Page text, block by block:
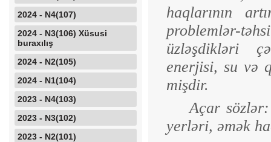
2024 - N4(107)
2024 - N3(106) Xüsusi
buraxılış
2024 - N2(105)
2024 - N1(104)
2023 - N4(103)
2023 - N3(102)
2023 - N2(101)
haqlarının
problemlər-
üzləşdikləri
enerjisi, su və
mişdir.
Açar
yerləri, əmək